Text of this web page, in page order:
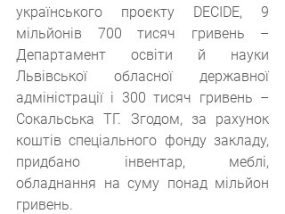
українського проєкту DECIDE, 9
мільйонів 700 тисяч гривень –
Департамент освіти й науки
Львівської обласної державної
адміністрації і 300 тисяч гривень –
Сокальська ТГ. Згодом, за рахунок
коштів спеціального фонду закладу,
придбано інвентар, меблі,
обладнання на суму понад мільйон
гривень.